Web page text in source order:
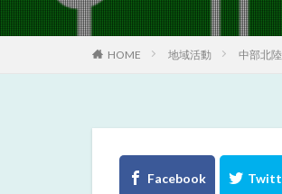
HOME 地域活動 中部北